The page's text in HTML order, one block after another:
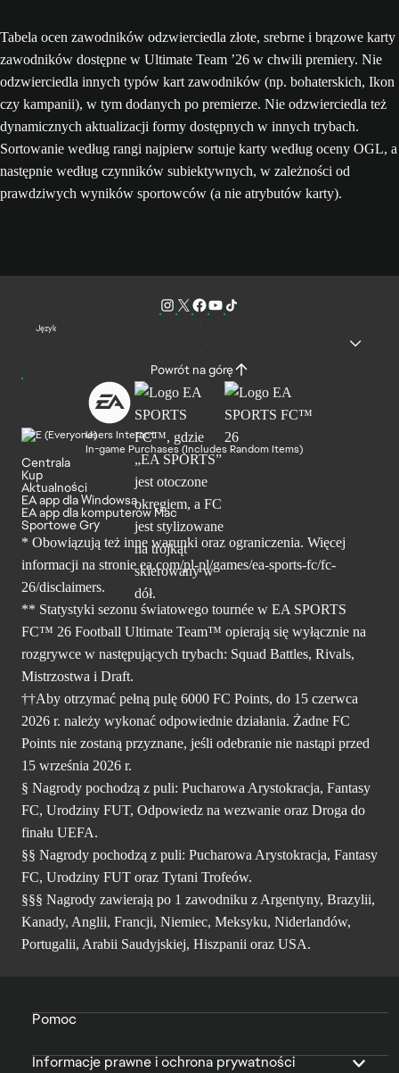
Tabela ocen zawodników odzwierciedla złote, srebrne i brązowe karty
zawodników dostępne w Ultimate Team ’26 w chwili premiery. Nie
odzwierciedla innych typów kart zawodników (np. bohaterskich, Ikon
czy kampanii), w tym dodanych po premierze. Nie odzwierciedla też
dynamicznych aktualizacji formy dostępnych w innych trybach.
Sortowanie według rangi najpierw sortuje karty według oceny OGL, a
następnie według czynników subiektywnych, w zależności od
prawdziwych wyników sportowców (a nie atrybutów karty).
Język
Powrót na górę
Users Interact
In-game Purchases (Includes Random Items)
Centrala
Kup
Aktualności
EA app dla Windowsa
EA app dla komputerów Mac
Sportowe Gry
* Obowiązują też inne warunki oraz ograniczenia. Więcej
informacji na stronie ea.com/pl-pl/games/ea-sports-fc/fc-
26/disclaimers.
** Statystyki sezonu światowego tournée w EA SPORTS
FC™ 26 Football Ultimate Team™ opierają się wyłącznie na
rozgrywce w następujących trybach: Squad Battles, Rivals,
Mistrzostwa i Draft.
††Aby otrzymać pełną pulę 6000 FC Points, do 15 czerwca
2026 r. należy wykonać odpowiednie działania. Żadne FC
Points nie zostaną przyznane, jeśli odebranie nie nastąpi przed
15 września 2026 r.
§ Nagrody pochodzą z puli: Pucharowa Arystokracja, Fantasy
FC, Urodziny FUT, Odpowiedz na wezwanie oraz Droga do
finału UEFA.
§§ Nagrody pochodzą z puli: Pucharowa Arystokracja, Fantasy
FC, Urodziny FUT oraz Tytani Trofeów.
§§§ Nagrody zawierają po 1 zawodniku z Argentyny, Brazylii,
Kanady, Anglii, Francji, Niemiec, Meksyku, Niderlandów,
Portugalii, Arabii Saudyjskiej, Hiszpanii oraz USA.
Pomoc
Informacje prawne i ochrona prywatności